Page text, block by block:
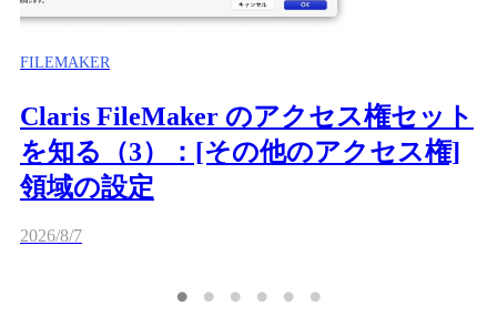
FILEMAKER
Claris FileMaker のアクセス権セット
を知る（3）：[その他のアクセス権]
領域の設定
2026/8/7